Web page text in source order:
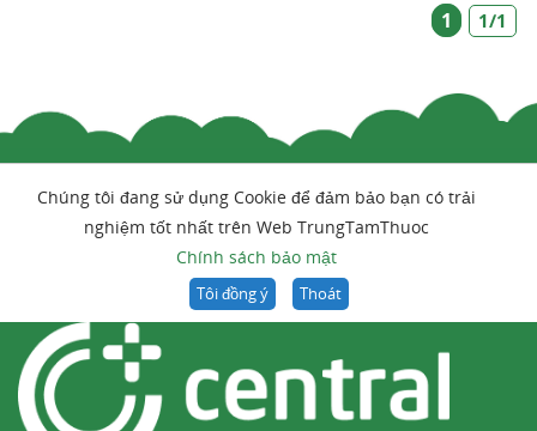
1 1/1
Chúng tôi đang sử dụng Cookie để đảm bảo bạn có trải
nghiệm tốt nhất trên Web TrungTamThuoc
Chính sách bảo mật
Tôi đồng ý Thoát